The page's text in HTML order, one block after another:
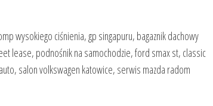
wysokiego ciśnienia, gp singapuru, bagaznik dachowy
lease, podnośnik na samochodzie, ford smax st, classic
salon volkswagen katowice, serwis mazda radom